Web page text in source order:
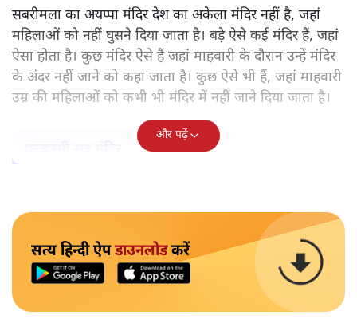
सबरीमला का अयप्पा मंदिर देश का अकेला मंदिर नहीं है, जहां
महिलाओं को नहीं घुसने दिया जाता है। बड़े ऐसे कई मंदिर हैं, जहां
ऐसा होता है। कुछ मंदिर ऐसे हैं जहां माहवारी के दौरान उन्हें मंदिर
के अंदर नहीं जाने को कहा जाता है। कुछ ऐसे भी हैं, जहां माहवारी
उम्र की महिलाओं को कभी भी मंदिर में नहीं जाने दिया जाता है।
और पढ़ें
सत्य हिन्दी ऐपडाउनलोडकरें